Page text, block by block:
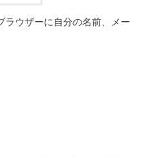
ラウザーに自分の名前、メー